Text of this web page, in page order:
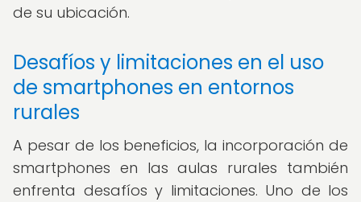
de su ubicación.
Desafíos y limitaciones en el uso
de smartphones en entornos
rurales
A pesar de los beneficios, la incorporación de
smartphones en las aulas rurales también
enfrenta desafíos y limitaciones. Uno de los